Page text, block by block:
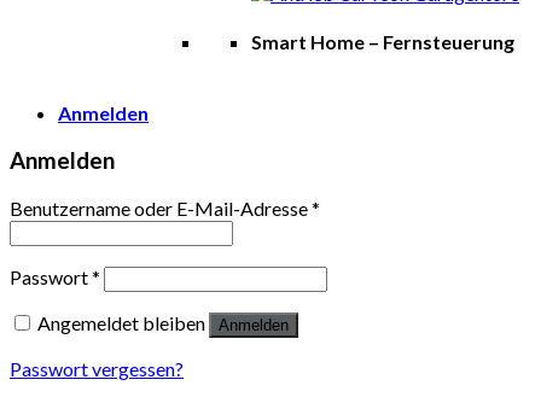
Smart Home – Fernsteuerung
Anmelden
Anmelden
Benutzername oder E-Mail-Adresse*
Passwort*
Angemeldet bleiben
Anmelden
Passwort vergessen?